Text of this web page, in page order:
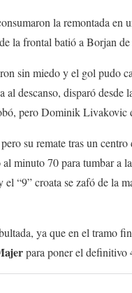
la remontada en
la frontal batió a Borjan
sin miedo y el gol pudo
al descanso, disparó
pero Dominik Livakovic
su remate tras un
al minuto 70 para tumbar a
“9” croata se zafó de la
ya que en el tramo
para poner el definitivo